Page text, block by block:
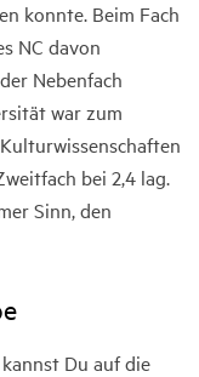
konnte. Beim Fach
NC davon
Nebenfach
war zum
bei 2,4 lag.
Sinn, den
Du auf die